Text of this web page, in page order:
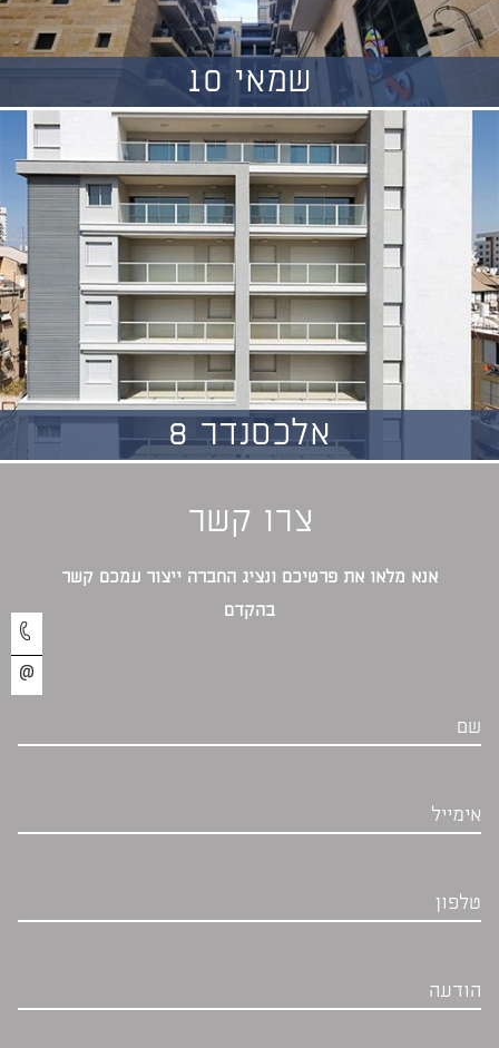
שמאי 10
אלכסנדר 8
צרו קשר
אנא מלאו את פרטיכם ונציג החברה ייצור עמכם קשר
בהקדם‎
שם
אימייל
טלפון
הודעה